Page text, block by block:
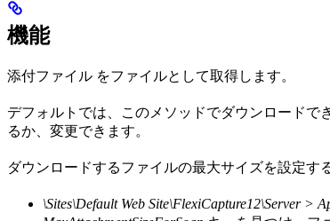
機能
添付ファイル をファイルとして取得します。
デフォルトでは、このメソッドでダウンロードで
るか、変更できます。
ダウンロードするファイルの最大サイズを設定す
\Sites\Default Web Site\FlexiCapture12\Server >